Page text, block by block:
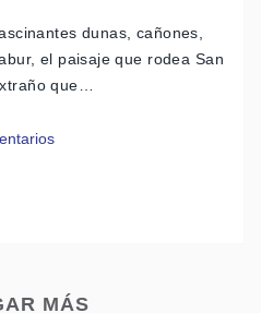
dunas, cañones,
el paisaje que rodea San
que…
MÁS